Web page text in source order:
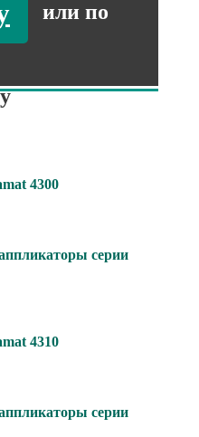
или по
4300
серии
4310
серии